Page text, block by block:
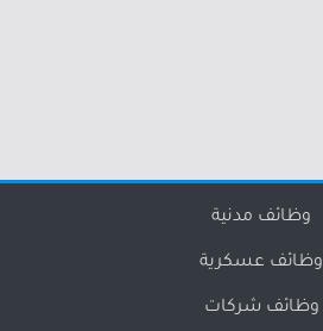
وظائف مدنية
وظائف عسكرية
وظائف شركات